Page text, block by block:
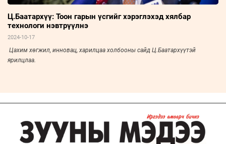
Ц.Баатархүү: Тоон гарын үсгийг хэрэглэхэд хялбар
технологи нэвтрүүлнэ
2024-10-17
Цахим хөгжил, инновац, харилцаа холбооны сайд Ц.Баатархүүтэй
ярилцлаа.